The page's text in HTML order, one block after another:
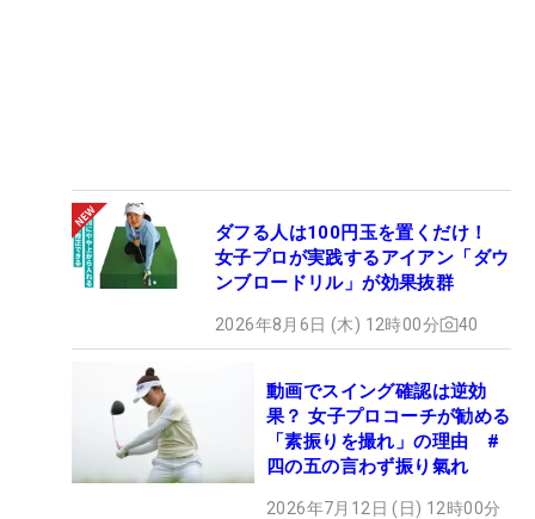
ダフる人は100円玉を置くだけ！
女子プロが実践するアイアン「ダウ
ンブロードリル」が効果抜群
2026年8月6日 (木) 12時00分 40
動画でスイング確認は逆効
果？ 女子プロコーチが勧める
「素振りを撮れ」の理由 #
四の五の言わず振り氣れ
2026年7月12日 (日) 12時00分